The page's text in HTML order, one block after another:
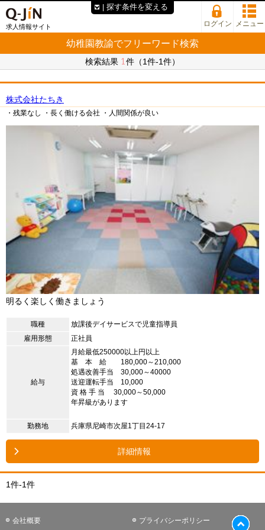
求人情報サイト ログイン メニュー
幼稚園教諭でフリーワード検索
検索結果 1件（1件-1件）
株式会社たちき
・残業なし ・長く働ける会社 ・人間関係が良い
明るく楽しく働きましょう
職種
放課後デイサービスで児童指導員
雇用形態
正社員
給与
月給最低250000以上円以上
基 本 給 180,000～210,000
処遇改善手当 30,000～40000
送迎運転手当 10,000
資 格 手 当 30,000～50,000
年昇級があります
勤務地 兵庫県尼崎市次屋1丁目24-17
詳細情報
1件-1件
探す条件を変える
会社概要 プライバシーポリシー